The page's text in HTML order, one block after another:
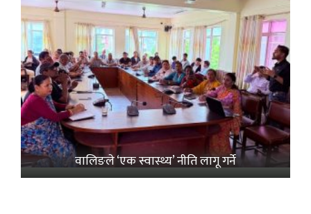
वालिङले ‘एक स्वास्थ्य’ नीति लागू गर्ने